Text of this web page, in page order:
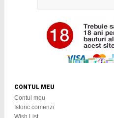
CONTUL MEU
Contul meu
Istoric comenzi
Wish List